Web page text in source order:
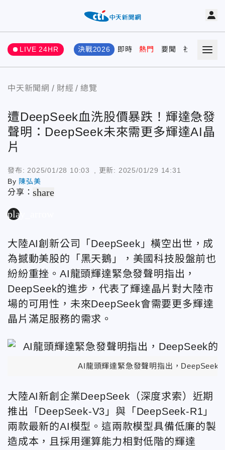
LIVE 24HR 決戰2026 即時 熱門 要聞 社會 娛樂
中天新聞網 財經 總覽
遭DeepSeek血洗股價暴跌！輝達急發
聲明：DeepSeek未來需更多輝達AI晶
片
發布: 2025/01/28 10:03 , 更新: 2025/01/29 14:31
By 陳弘美
分享：share
play_arrow
大陸AI創新公司「DeepSeek」橫空出世，成
為撼動美股的「黑天鵝」，美國科技股盤前也
紛紛重挫。AI龍頭輝達緊急發聲明指出，
DeepSeek的進步，代表了輝達晶片對大陸市
場的可用性，未來DeepSeek會需要更多輝達
晶片滿足服務的需求。
AI龍頭輝達緊急發聲明指出，DeepSeek
大陸AI新創企業DeepSeek（深度求索）近期
推出「DeepSeek-V3」與「DeepSeek-R1」
兩款最新的AI模型。這兩款模型具備低廉的製
造成本，且採用運算能力相對低階的輝達